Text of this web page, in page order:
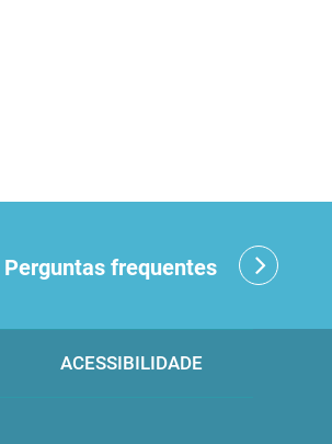
Perguntas frequentes
ACESSIBILIDADE